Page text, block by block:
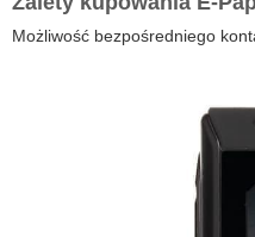
Możliwość bezpośredniego